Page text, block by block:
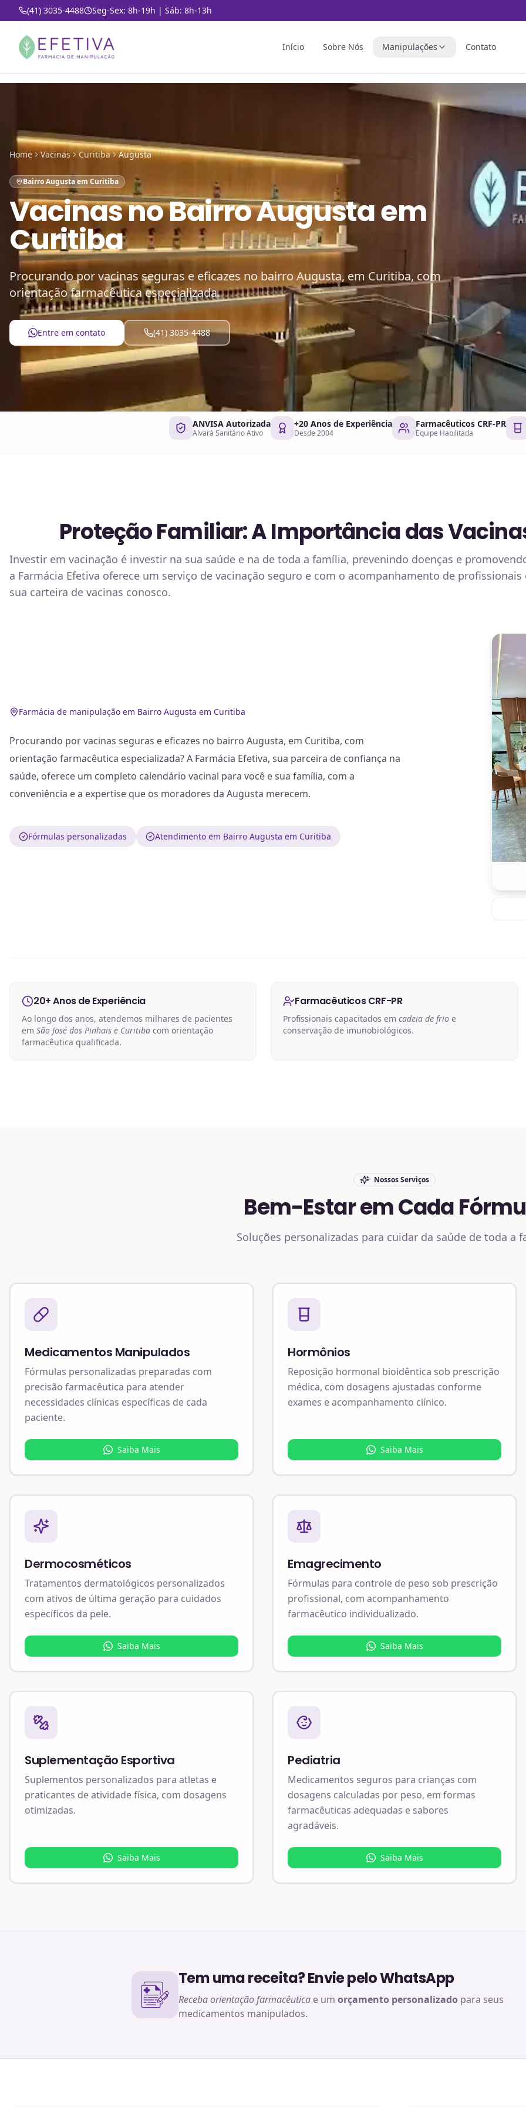
(41) 3035-4488 Seg-Sex: 8h-19h | Sáb: 8h-13h
Início Sobre Nós Manipulações Contato
Home Vacinas Curitiba Augusta
Bairro Augusta em Curitiba
VacinasnoBairro Augusta em
Curitiba
Procurando por vacinas seguras e eficazes no bairro Augusta, em Curitiba, com
orientação farmacêutica especializada.
Entre em contato (41) 3035-4488
ANVISA Autorizada
Alvará Sanitário Ativo
+20 Anos de Experiência
Desde 2004
Farmacêuticos CRF-PR
Equipe Habilitada
Proteção Familiar: A Importância das
Investir em vacinação é investir na sua saúde e na de toda a família, prevenindo doenças e
a Farmácia Efetiva oferece um serviço de vacinação seguro e com o acompanhamento de
sua carteira de vacinas conosco.
Farmácia de manipulação em Bairro Augusta em Curitiba
Procurando por vacinas seguras e eficazes no bairro Augusta, em Curitiba, com
orientação farmacêutica especializada? A Farmácia Efetiva, sua parceira de confiança na
saúde, oferece um completo calendário vacinal para você e sua família, com a
conveniência e a expertise que os moradores da Augusta merecem.
Fórmulas personalizadas Atendimento em Bairro Augusta em Curitiba
20+ Anos de Experiência
Ao longo dos anos, atendemos milhares de pacientes
em São José dos Pinhais e Curitiba com orientação
farmacêutica qualificada.
Farmacêuticos CRF-PR
Profissionais capacitados emcadeia de frio e
conservação de imunobiológicos.
Nossos Serviços
Bem-Estar em Cada
Soluções personalizadas para cuidar da saúde de toda a
Medicamentos Manipulados
Fórmulas personalizadas preparadas com
precisão farmacêutica para atender
necessidades clínicas específicas de cada
paciente.
Saiba Mais
Hormônios
Reposição hormonal bioidêntica sob prescrição
médica, com dosagens ajustadas conforme
exames e acompanhamento clínico.
Saiba Mais
Dermocosméticos
Tratamentos dermatológicos personalizados
com ativos de última geração para cuidados
específicos da pele.
Saiba Mais
Emagrecimento
Fórmulas para controle de peso sob prescrição
profissional, com acompanhamento
farmacêutico individualizado.
Saiba Mais
Suplementação Esportiva
Suplementos personalizados para atletas e
praticantes de atividade física, com dosagens
otimizadas.
Saiba Mais
Pediatria
Medicamentos seguros para crianças com
dosagens calculadas por peso, em formas
farmacêuticas adequadas e sabores
agradáveis.
Saiba Mais
Tem uma receita? Envie pelo WhatsApp
Receba orientação farmacêutica e um orçamento personalizado para seus
medicamentos manipulados.